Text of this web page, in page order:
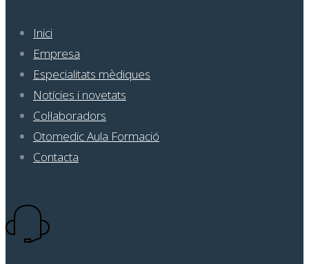
Inici
Empresa
Especialitats mèdiques
Notícies i novetats
Col·laboradors
Otomedic Aula Formació
Contacta